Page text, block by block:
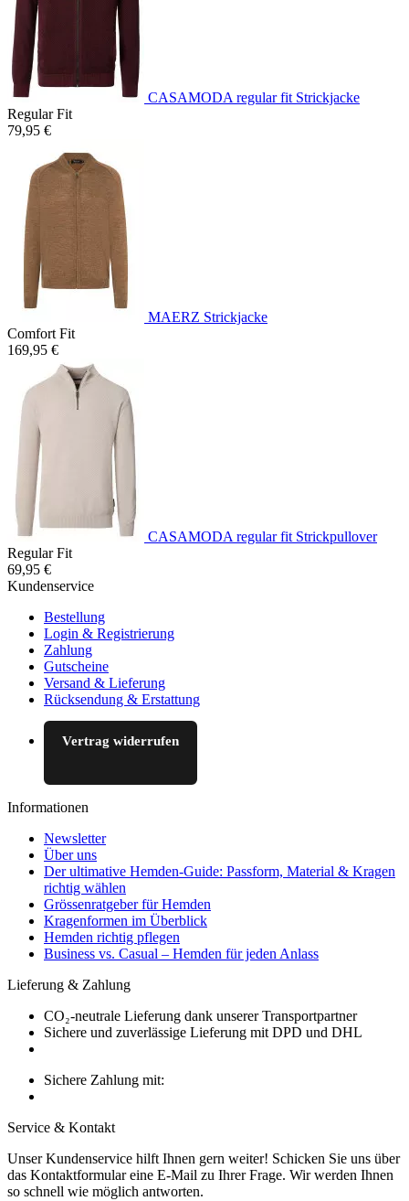
CASAMODA regular fit Strickjacke
Regular Fit
79,95 €
MAERZ Strickjacke
Comfort Fit
169,95 €
CASAMODA regular fit Strickpullover
Regular Fit
69,95 €
Kundenservice
Bestellung
Login & Registrierung
Zahlung
Gutscheine
Versand & Lieferung
Rücksendung & Erstattung
Vertrag widerrufen
Informationen
Newsletter
Über uns
Der ultimative Hemden-Guide: Passform, Material & Kragen
richtig wählen
Grössenratgeber für Hemden
Kragenformen im Überblick
Hemden richtig pflegen
Business vs. Casual – Hemden für jeden Anlass
Lieferung & Zahlung
CO₂-neutrale Lieferung dank unserer Transportpartner
Sichere und zuverlässige Lieferung mit DPD und DHL
Sichere Zahlung mit:
Service & Kontakt
Unser Kundenservice hilft Ihnen gern weiter! Schicken Sie uns über
das Kontaktformular eine E-Mail zu Ihrer Frage. Wir werden Ihnen
so schnell wie möglich antworten.